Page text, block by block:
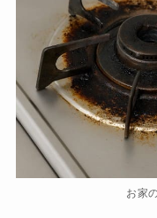
お家